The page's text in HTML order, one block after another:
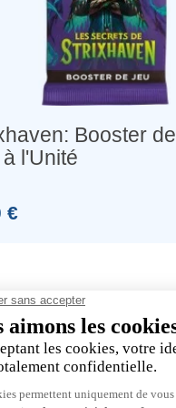
Booster de
l'Unité
€